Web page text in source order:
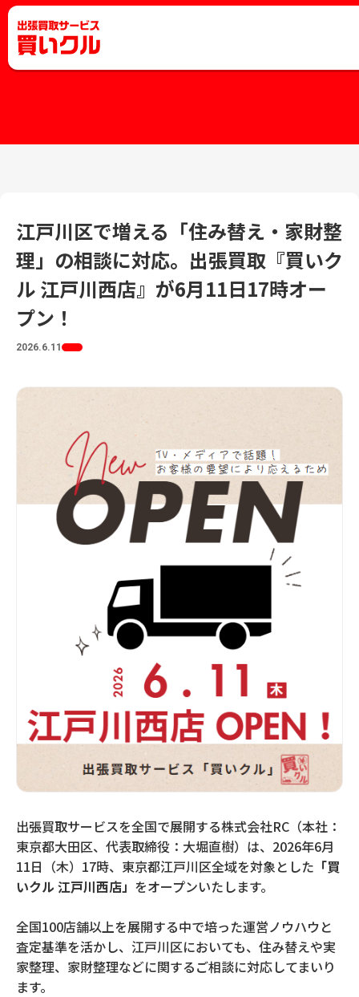
江戸川区で増える「住み替え・家財整
理」の相談に対応。出張買取『買いク
ル 江戸川西店』が6月11日17時オー
プン！
2026.6.11
出張買取サービスを全国で展開する株式会社RC（本社：
東京都大田区、代表取締役：大堀直樹）は、2026年6月
11日（木）17時、東京都江戸川区全域を対象とした 「買
いクル 江戸川西店」 をオープンいたします。
全国100店舗以上を展開する中で培った運営ノウハウと
査定基準を活かし、江戸川区においても、住み替えや実
家整理、家財整理などに関するご相談に対応してまいり
ます。